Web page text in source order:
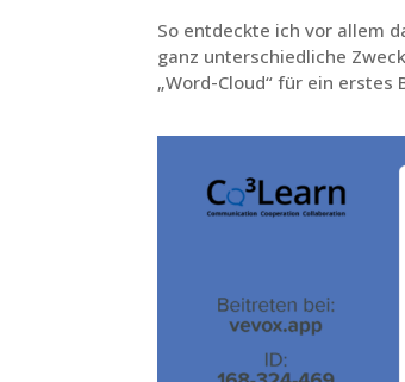
So entdeckte ich vor allem
ganz unterschiedliche
„Word-Cloud“ für ein erstes